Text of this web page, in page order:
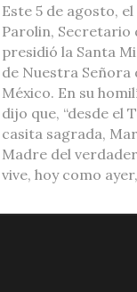
Este 5 de agosto,
Parolin, Secretario
presidió la Santa
de Nuestra Señora
México. En su
dijo que, “desde el
casita sagrada,
Madre del
vive, hoy como